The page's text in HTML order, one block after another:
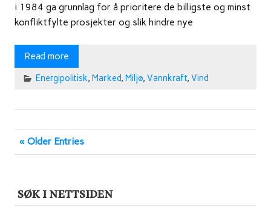
i 1984 ga grunnlag for å prioritere de billigste og minst
konfliktfylte prosjekter og slik hindre nye
Read more
Energipolitisk, Marked, Miljø, Vannkraft, Vind
« Older Entries
SØK I NETTSIDEN